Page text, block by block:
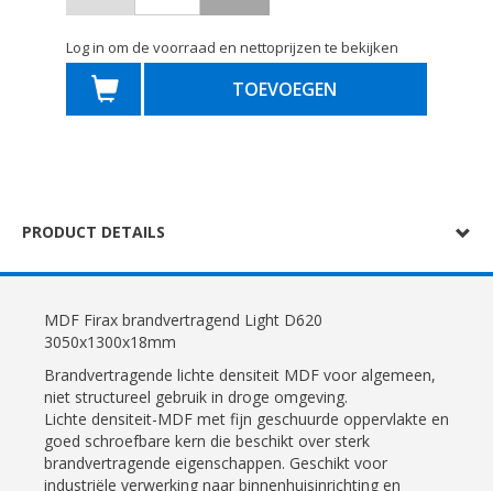
Log in om de voorraad en nettoprijzen te bekijken
TOEVOEGEN
PRODUCT DETAILS
MDF Firax brandvertragend Light D620
3050x1300x18mm
Brandvertragende lichte densiteit MDF voor algemeen,
niet structureel gebruik in droge omgeving.
Lichte densiteit-MDF met fijn geschuurde oppervlakte en
goed schroefbare kern die beschikt over sterk
brandvertragende eigenschappen. Geschikt voor
industriële verwerking naar binnenhuisinrichting en